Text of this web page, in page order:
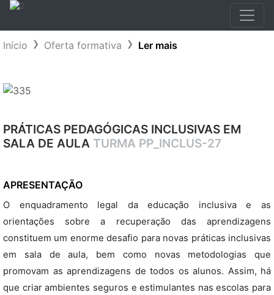
Início Oferta formativa Ler mais
PRÁTICAS PEDAGÓGICAS INCLUSIVAS EM
SALA DE AULA TURMA PP_INCLUS-27
APRESENTAÇÃO
O enquadramento legal da educação inclusiva e as
orientações sobre a recuperação das aprendizagens
constituem um enorme desafio para novas práticas inclusivas
em sala de aula, bem como novas metodologias que
promovam as aprendizagens de todos os alunos. Assim, há
que criar ambientes seguros e estimulantes nas escolas para